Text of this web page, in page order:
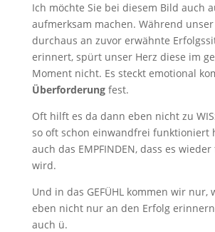
Ich möchte Sie bei diesem Bild auch
aufmerksam machen. Während
durchaus an zuvor erwähnte
erinnert, spürt unser Herz diese im
Moment nicht. Es steckt emotional
Überforderungfest.
Oft hilft es da dann eben nicht zu
so oft schon einwandfrei funktioniert
auch das EMPFINDEN, dass es
wird.
Und in das GEFÜHL kommen wir nur,
eben nicht nur an den Erfolg
auch ü.